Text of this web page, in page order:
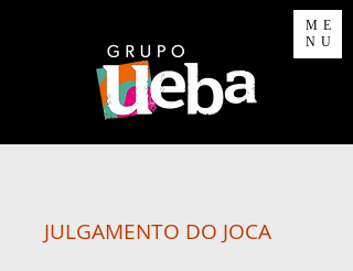
ME
NU
JULGAMENTO DO JOCA